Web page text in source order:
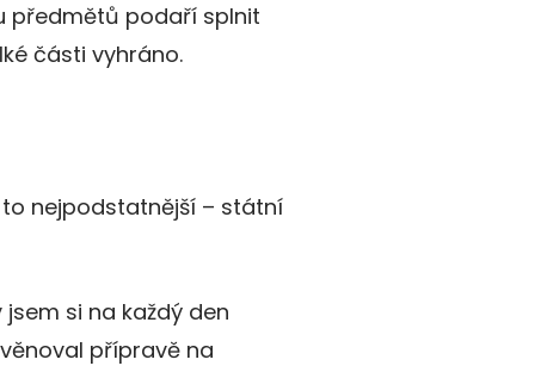
předmětů podaří splnit
části vyhráno.
nejpodstatnější – státní
si na každý den
přípravě na